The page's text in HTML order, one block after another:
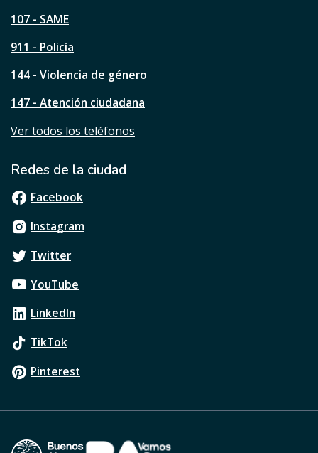
á
i
a
107 - SAME
911 - Policía
144 - Violencia de género
147 - Atención ciudadana
Ver todos los teléfonos
Redes de la ciudad
Facebook
Instagram
Twitter
YouTube
LinkedIn
TikTok
Pinterest